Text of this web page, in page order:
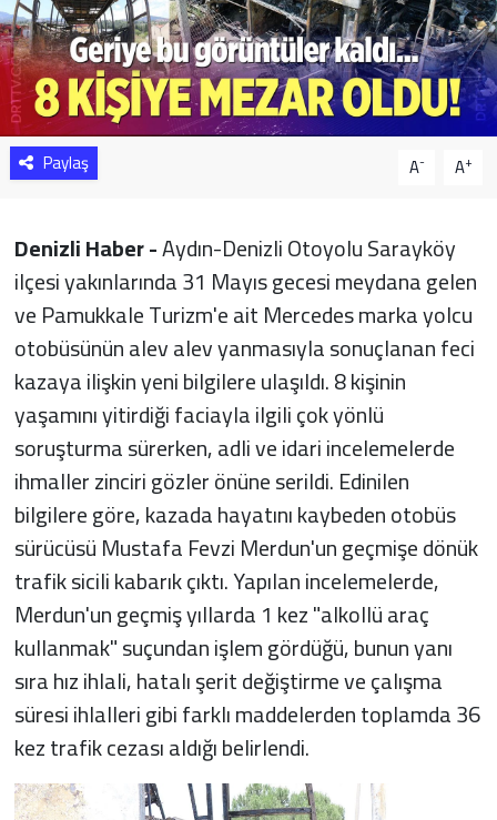
Paylaş A- A+
Denizli Haber -Aydın-Denizli Otoyolu Sarayköy
ilçesi yakınlarında 31 Mayıs gecesi meydana gelen
ve Pamukkale Turizm'e ait Mercedes marka yolcu
otobüsünün alev alev yanmasıyla sonuçlanan feci
kazaya ilişkin yeni bilgilere ulaşıldı. 8 kişinin
yaşamını yitirdiği faciayla ilgili çok yönlü
soruşturma sürerken, adli ve idari incelemelerde
ihmaller zinciri gözler önüne serildi. Edinilen
bilgilere göre, kazada hayatını kaybeden otobüs
sürücüsü Mustafa Fevzi Merdun'un geçmişe dönük
trafik sicili kabarık çıktı. Yapılan incelemelerde,
Merdun'un geçmiş yıllarda 1 kez "alkollü araç
kullanmak" suçundan işlem gördüğü, bunun yanı
sıra hız ihlali, hatalı şerit değiştirme ve çalışma
süresi ihlalleri gibi farklı maddelerden toplamda 36
kez trafik cezası aldığı belirlendi.